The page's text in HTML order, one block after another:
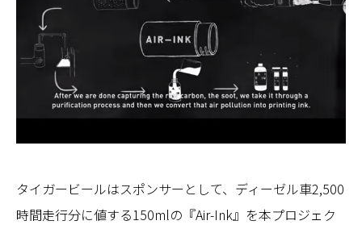
タイガービールはスポンサーとして、ディーゼル車2,500
時間走行分に値する150mlの『Air-Ink』を本プロジェク